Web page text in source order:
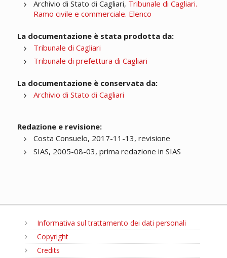
Archivio di Stato di Cagliari, Tribunale di Cagliari.
Ramo civile e commerciale. Elenco
La documentazione è stata prodotta da:
Tribunale di Cagliari
Tribunale di prefettura di Cagliari
La documentazione è conservata da:
Archivio di Stato di Cagliari
Redazione e revisione:
Costa Consuelo, 2017-11-13, revisione
SIAS, 2005-08-03, prima redazione in SIAS
Informativa sul trattamento dei dati personali
Copyright
Credits